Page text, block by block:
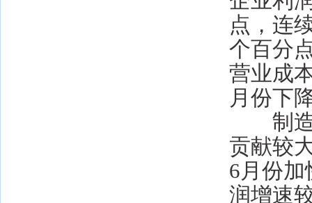
点，连
个百分
营业成
月份下
制造
贡献较
6月份加
润增速